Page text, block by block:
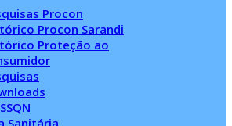
Procon
Procon Sarandi
Proteção ao
Sanitária